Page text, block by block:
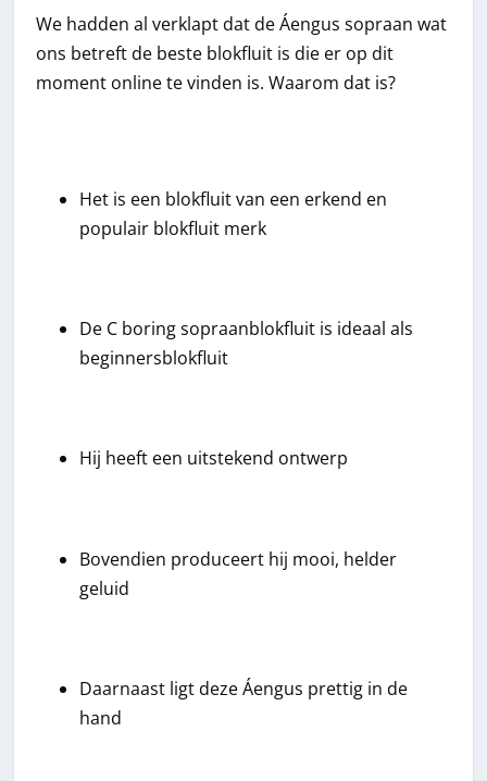
We hadden al verklapt dat de Áengus sopraan wat
ons betreft de beste blokfluit is die er op dit
moment online te vinden is. Waarom dat is?
Het is een blokfluit van een erkend en
populair blokfluit merk
De C boring sopraanblokfluit is ideaal als
beginnersblokfluit
Hij heeft een uitstekend ontwerp
Bovendien produceert hij mooi, helder
geluid
Daarnaast ligt deze Áengus prettig in de
hand